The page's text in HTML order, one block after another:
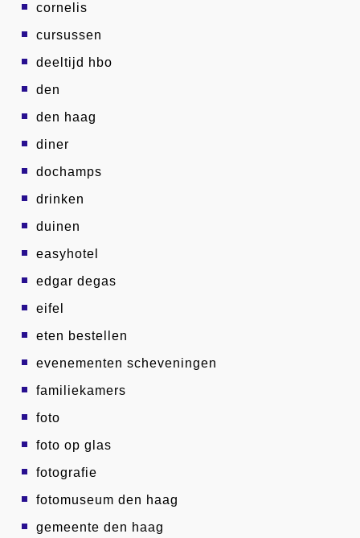
cornelis
cursussen
deeltijd hbo
den
den haag
diner
dochamps
drinken
duinen
easyhotel
edgar degas
eifel
eten bestellen
evenementen scheveningen
familiekamers
foto
foto op glas
fotografie
fotomuseum den haag
gemeente den haag